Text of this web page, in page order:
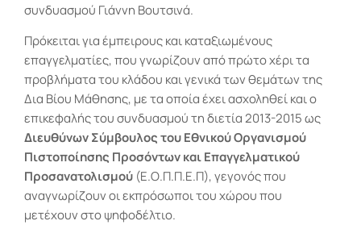
συνδυασμού Γιάννη Βουτσινά.
Πρόκειται για έμπειρους και καταξιωμένους
επαγγελματίες, που γνωρίζουν από πρώτο χέρι τα
προβλήματα του κλάδου και γενικά των θεμάτων της
Δια Βίου Μάθησης, με τα οποία έχει ασχοληθεί και ο
επικεφαλής του συνδυασμού τη διετία 2013-2015 ως
Διευθύνων Σύμβουλος του Εθνικού Οργανισμού
Πιστοποίησης Προσόντων και Επαγγελματικού
Προσανατολισμού (Ε.Ο.Π.Π.Ε.Π), γεγονός που
αναγνωρίζουν οι εκπρόσωποι του χώρου που
μετέχουν στο ψηφοδέλτιο.